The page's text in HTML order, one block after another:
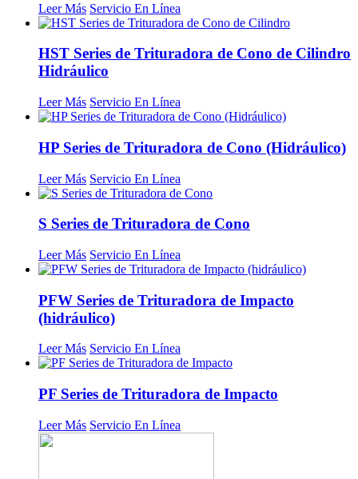
Leer Más Servicio En Línea
HST Series de Trituradora de Cono de Cilindro
Hidráulico
Leer Más Servicio En Línea
HP Series de Trituradora de Cono (Hidráulico)
Leer Más Servicio En Línea
S Series de Trituradora de Cono
Leer Más Servicio En Línea
PFW Series de Trituradora de Impacto
(hidráulico)
Leer Más Servicio En Línea
PF Series de Trituradora de Impacto
Leer Más Servicio En Línea